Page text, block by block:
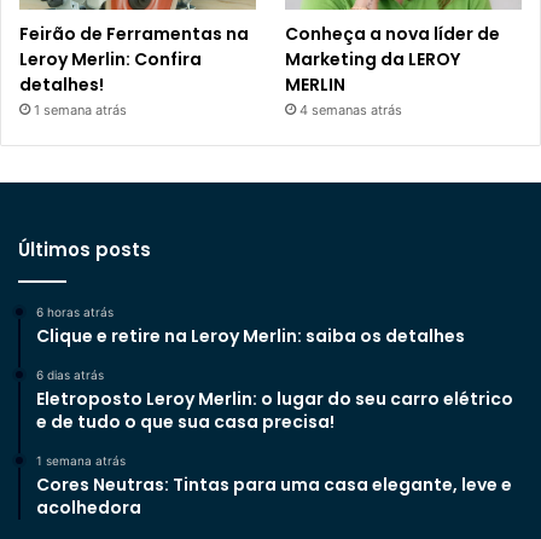
Feirão de Ferramentas na
Leroy Merlin: Confira
detalhes!
1 semana atrás
Conheça a nova líder de
Marketing da LEROY
MERLIN
4 semanas atrás
Últimos posts
6 horas atrás
Clique e retire na Leroy Merlin: saiba os detalhes
6 dias atrás
Eletroposto Leroy Merlin: o lugar do seu carro elétrico
e de tudo o que sua casa precisa!
1 semana atrás
Cores Neutras: Tintas para uma casa elegante, leve e
acolhedora